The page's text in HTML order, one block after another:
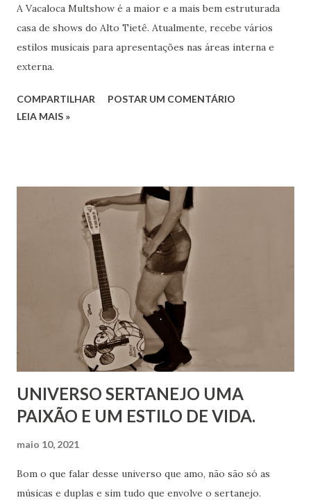
A Vacaloca Multshow é a maior e a mais bem estruturada
casa de shows do Alto Tietê. Atualmente, recebe vários
estilos musicais para apresentações nas áreas interna e
externa.
COMPARTILHAR
POSTAR UM COMENTÁRIO
LEIA MAIS »
UNIVERSO SERTANEJO UMA
PAIXÃO E UM ESTILO DE VIDA.
maio 10, 2021
Bom o que falar desse universo que amo, não são só as
músicas e duplas e sim tudo que envolve o sertanejo.